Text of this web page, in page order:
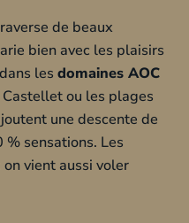
de beaux
bien avec les plaisirs
les domaines AOC
ou les plages
une descente de
sensations. Les
vient aussi voler